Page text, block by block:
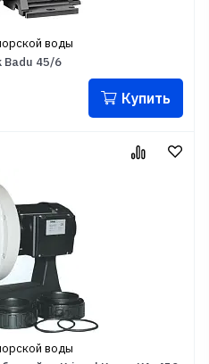
воды
Badu 45/6
Купить
воды